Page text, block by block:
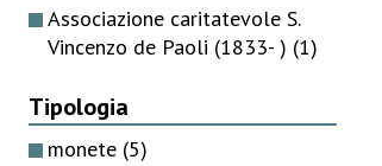
Associazione caritatevole S.
Vincenzo de Paoli (1833- ) (1)
Tipologia
monete (5)